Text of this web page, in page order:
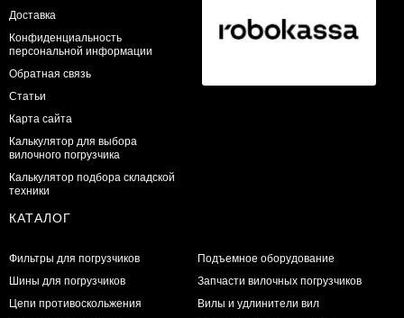
Доставка
Конфиденциальность
персональной информации
Обратная связь
Статьи
Карта сайта
Калькулятор для выбора
вилочного погрузчика
Калькулятор подбора складской
техники
КАТАЛОГ
Фильтры для погрузчиков
Шины для погрузчиков
Цепи противоскольжения
Подъемное оборудование
Запчасти вилочных погрузчиков
Вилы и удлинители вил